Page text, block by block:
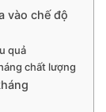
vào chế độ
quả
chất lượng